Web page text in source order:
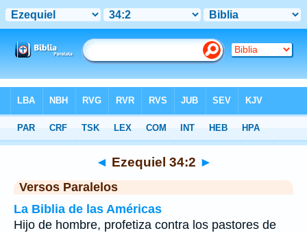
>Ezequiel Capítulo 34 > Verso 2
◄ Ezequiel 34:2 ►
Versos Paralelos
La Biblia de las Américas
Hijo de hombre, profetiza contra los pastores de